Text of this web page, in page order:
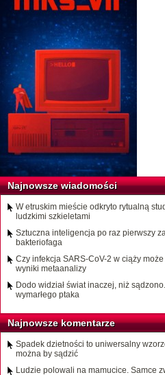
Najnowsze wiadomości
W etruskim mieście odkryto rytualną
ludzkimi szkieletami
Sztuczna inteligencja po raz pierwszy
bakteriofaga
Czy infekcja SARS-CoV-2 w ciąży
wyniki metaanalizy
Dodo widział świat inaczej, niż
wymarłego ptaka
Najnowsze komentarze
Spadek dzietności to uniwersalny
można by sądzić
Ludzie polowali na mamucice. Samce